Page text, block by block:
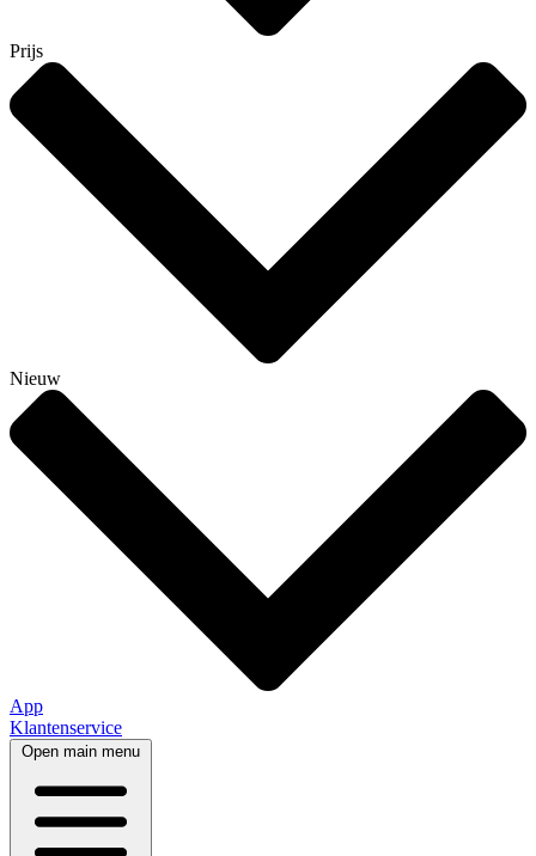
Prijs
Nieuw
App
Klantenservice
Open main menu